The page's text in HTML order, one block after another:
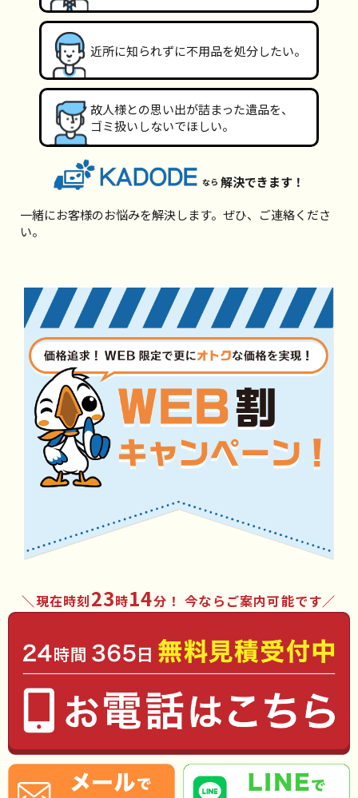
近所に知られずに不用品を処分したい。
故人様との思い出が詰まった遺品を、
ゴミ扱いしないでほしい。
なら 解決できます！
一緒にお客様のお悩みを解決します。ぜひ、ご連絡くださ
い。
現在時刻23時14分 ！ 今ならご案内可能です